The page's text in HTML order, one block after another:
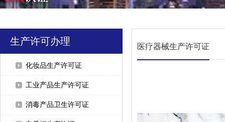
生产许可办理
化妆品生产许可证
工业产品生产许可证
消毒产品卫生许可证
医疗器械生产许可证